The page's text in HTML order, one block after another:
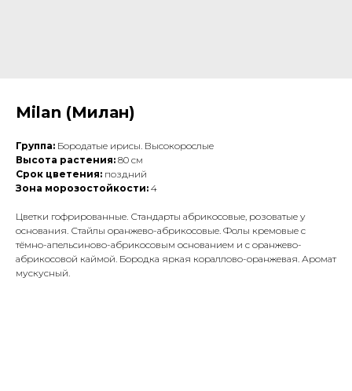
Milan (Милан)
Группа: Бородатые ирисы. Высокорослые
Высота растения: 80 см
Срок цветения: поздний
Зона морозостойкости: 4
Цветки гофрированные. Стандарты абрикосовые, розоватые у
основания. Стайлы оранжево-абрикосовые. Фолы кремовые с
тёмно-апельсиново-абрикосовым основанием и с оранжево-
абрикосовой каймой. Бородка яркая кораллово-оранжевая. Аромат
мускусный.